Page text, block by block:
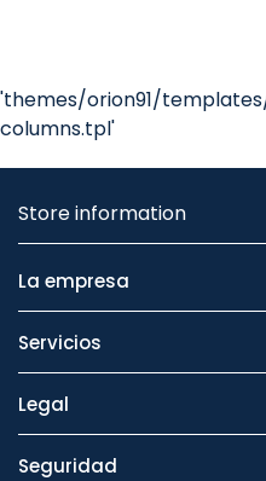
'themes/orion91/
columns.tpl'
Store information
La empresa
Servicios
Legal
Seguridad